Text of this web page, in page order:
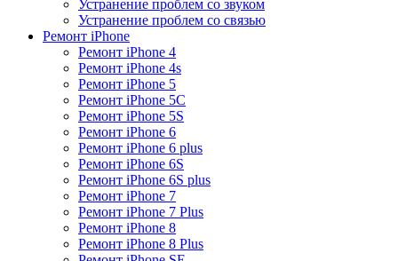
Устранение проблем со звуком
Устранение проблем со связью
Ремонт iPhone
Ремонт iPhone 4
Ремонт iPhone 4s
Ремонт iPhone 5
Ремонт iPhone 5C
Ремонт iPhone 5S
Ремонт iPhone 6
Ремонт iPhone 6 plus
Ремонт iPhone 6S
Ремонт iPhone 6S plus
Ремонт iPhone 7
Ремонт iPhone 7 Plus
Ремонт iPhone 8
Ремонт iPhone 8 Plus